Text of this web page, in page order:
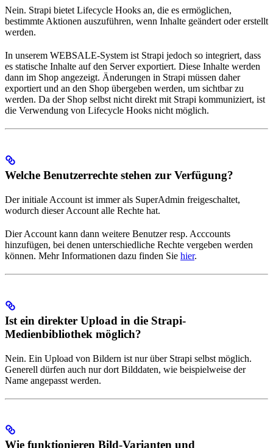
Nein. Strapi bietet Lifecycle Hooks an, die es ermöglichen,
bestimmte Aktionen auszuführen, wenn Inhalte geändert oder erstellt
werden.
In unserem WEBSALE-System ist Strapi jedoch so integriert, dass
es statische Inhalte auf den Server exportiert. Diese Inhalte werden
dann im Shop angezeigt. Änderungen in Strapi müssen daher
exportiert und an den Shop übergeben werden, um sichtbar zu
werden. Da der Shop selbst nicht direkt mit Strapi kommuniziert, ist
die Verwendung von Lifecycle Hooks nicht möglich.
Welche Benutzerrechte stehen zur Verfügung?
Der initiale Account ist immer als SuperAdmin freigeschaltet,
wodurch dieser Account alle Rechte hat.
Dier Account kann dann weitere Benutzer resp. Acccounts
hinzufügen, bei denen unterschiedliche Rechte vergeben werden
können. Mehr Informationen dazu finden Sie hier.
Ist ein direkter Upload in die Strapi-
Medienbibliothek möglich?
Nein. Ein Upload von Bildern ist nur über Strapi selbst möglich.
Generell dürfen auch nur dort Bilddaten, wie beispielweise der
Name angepasst werden.
Wie funktionieren Bild-Varianten und